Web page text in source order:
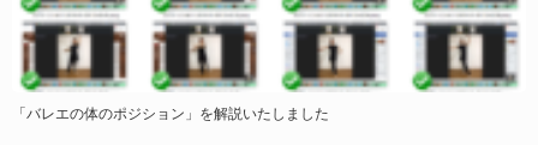
「バレエの体のポジション」を解説いたしました